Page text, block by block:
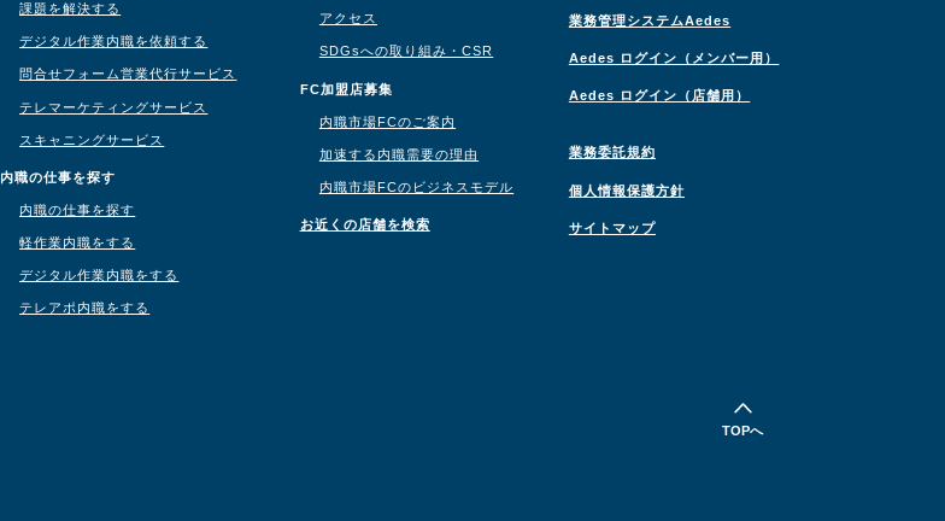
TOPへ
課題を解決する
デジタル作業内職を依頼する
問合せフォーム営業代行サービス
テレマーケティングサービス
スキャニングサービス
内職の仕事を探す
内職の仕事を探す
軽作業内職をする
デジタル作業内職をする
テレアポ内職をする
アクセス
SDGsへの取り組み・CSR
FC加盟店募集
内職市場FCのご案内
加速する内職需要の理由
内職市場FCのビジネスモデル
お近くの店舗を検索
業務管理システムAedes
Aedes ログイン（メンバー用）
Aedes ログイン（店舗用）
業務委託規約
個人情報保護方針
サイトマップ